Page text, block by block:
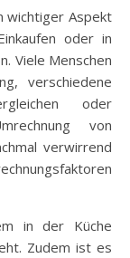
oder in
Viele Menschen
verschiedene
oder
von
verwirrend
in der Küche
Zudem ist es